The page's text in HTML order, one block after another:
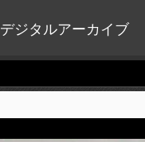
ジタルアーカイブ